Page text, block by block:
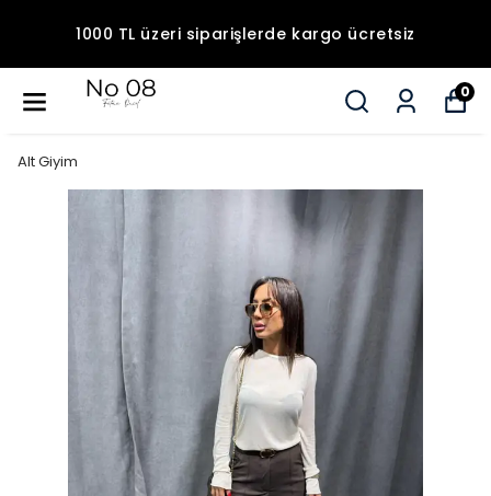
1000 TL üzeri siparişlerde kargo ücretsiz
0
Alt Giyim